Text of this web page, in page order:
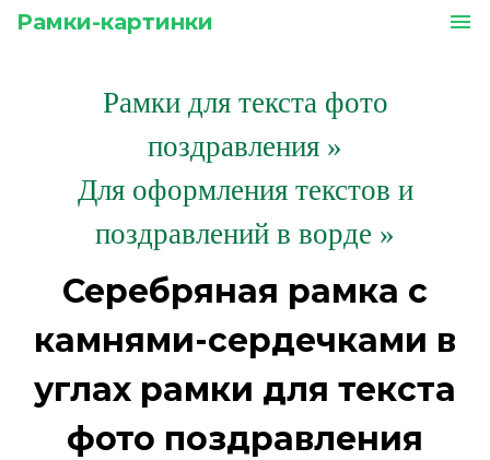
Рамки-картинки menu
Рамки для текста фото
поздравления »
Для оформления текстов и
поздравлений в ворде »
Серебряная рамка с
камнями-сердечками в
углах рамки для текста
фото поздравления